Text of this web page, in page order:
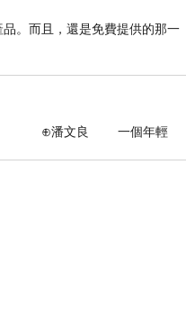
。而且，還是免費提供的那一
個年輕